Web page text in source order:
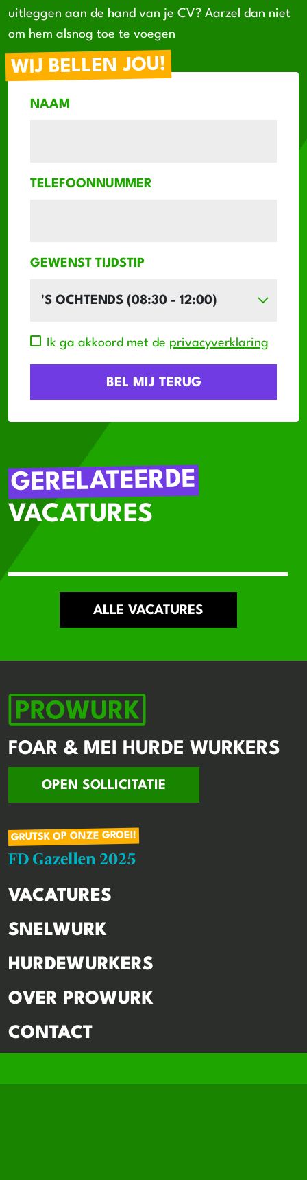
uitleggen aan de hand van je CV? Aarzel dan niet
om hem alsnog toe te voegen
WIJ BELLEN JOU!
NAAM
TELEFOONNUMMER
GEWENST TIJDSTIP
Ik ga akkoord met de privacyverklaring
GERELATEERDE
VACATURES
ALLE VACATURES
FOAR & MEI HURDE WURKERS
OPEN SOLLICITATIE
GRUTSK OP ONZE GROEI!
VACATURES
SNELWURK
HURDEWURKERS
OVER PROWURK
CONTACT